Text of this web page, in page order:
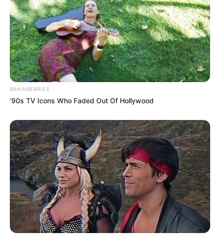
BRAINBERRIES
’90s TV Icons Who Faded Out Of Hollywood